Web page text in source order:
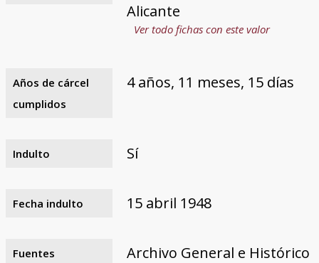
Alicante
Ver todo fichas con este valor
Años de cárcel
cumplidos
4 años, 11 meses, 15 días
Indulto Sí
Fecha indulto 15 abril 1948
Fuentes
Archivo General e Histórico